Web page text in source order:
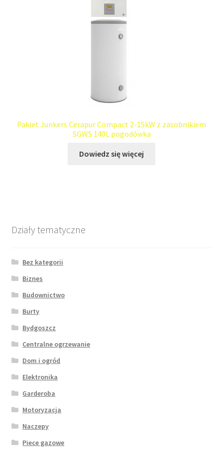
Pakiet Junkers Cerapur Compact 2-15kW z zasobnikiem
SGWS 140L pogodówka
Dowiedz się więcej
Działy tematyczne
Bez kategorii
Biznes
Budownictwo
Burty
Bydgoszcz
Centralne ogrzewanie
Dom i ogród
Elektronika
Garderoba
Motoryzacja
Naczepy
Piece gazowe